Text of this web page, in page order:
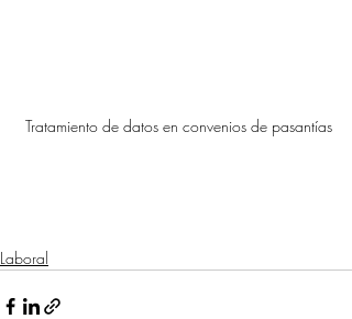
Tratamiento de datos en convenios de pasantías
Laboral